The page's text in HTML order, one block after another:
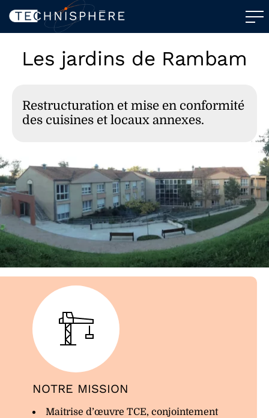
Les jardins de Rambam
Restructuration et mise en conformité
des cuisines et locaux annexes.
NOTRE MISSION
Maitrise d’œuvre TCE, conjointement